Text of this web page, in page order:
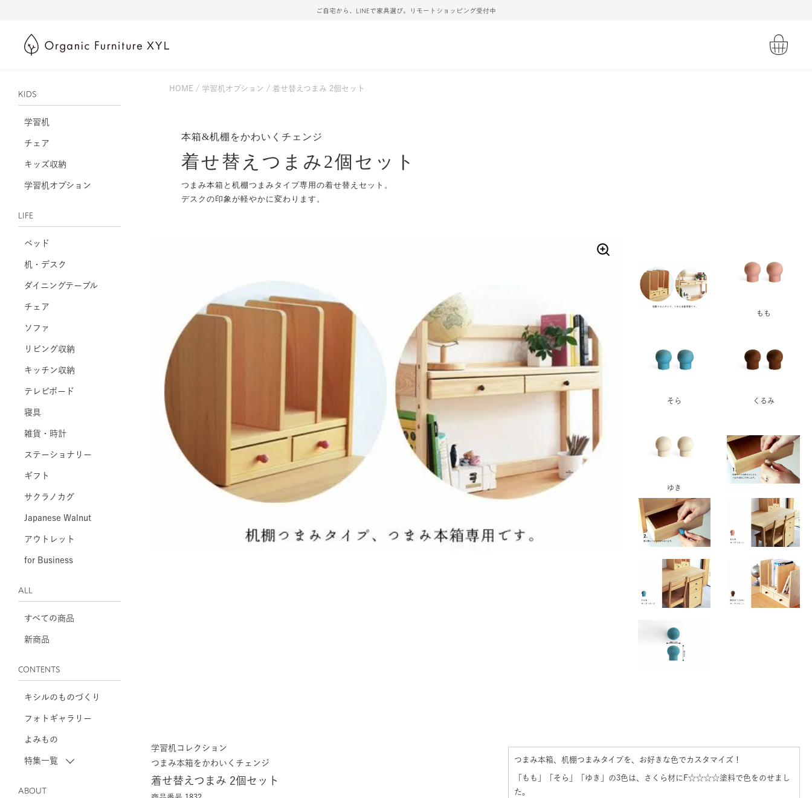
ご自宅から、LINEで家具選び。リモートショッピング受付中
KIDS
学習机
チェア
キッズ収納
学習机オプション
LIFE
ベッド
机・デスク
ダイニングテーブル
チェア
ソファ
リビング収納
キッチン収納
テレビボード
寝具
雑貨・時計
ステーショナリー
ギフト
サクラノカグ
Japanese Walnut
アウトレット
for Business
ALL
すべての商品
新商品
CONTENTS
キシルのものづくり
フォトギャラリー
よみもの
特集一覧
ABOUT
HOME 学習机オプション 着せ替えつまみ 2個セット
本箱&机棚をかわいくチェンジ
着せ替えつまみ2個セット
つまみ本箱と机棚つまみタイプ専用の着せ替えセット。
デスクの印象が軽やかに変わります。
もも
そら くるみ
ゆき
学習机コレクション
つまみ本箱をかわいくチェンジ
着せ替えつまみ 2個セット
つまみ本箱、机棚つまみタイプを、お好きな色でカスタマイズ！
「もも」「そら」「ゆき」の3色は、さくら材にF☆☆☆☆塗料で色をのせまし
た。